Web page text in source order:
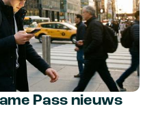
Pass nieuws